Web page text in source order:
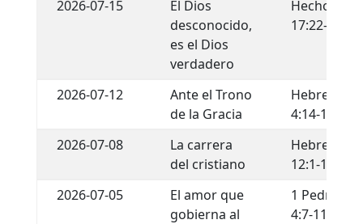
2026-07-15
El Dios
desconocido,
es el Dios
verdadero
Hechos
17:22-34
2026-07-12
Ante el Trono
de la Gracia
Hebreos
4:14-16
2026-07-08
La carrera
del cristiano
Hebreos
12:1-13
2026-07-05
El amor que
gobierna al
1 Pedro
4:7-11